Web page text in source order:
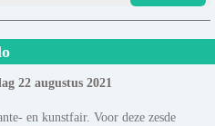
22 augustus 2021
en kunstfair. Voor deze zesde